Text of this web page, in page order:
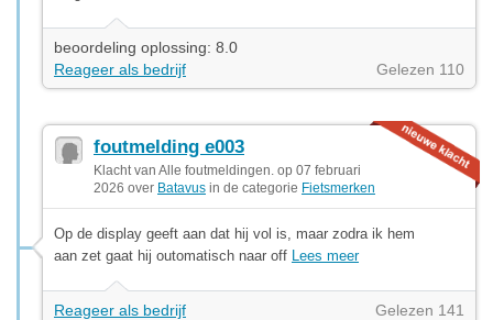
beoordeling oplossing: 8.0
Reageer als bedrijf
Gelezen 110
foutmelding e003
Klacht van Alle foutmeldingen. op 07 februari
2026 over Batavus in de categorie Fietsmerken
Op de display geeft aan dat hij vol is, maar zodra ik hem
aan zet gaat hij outomatisch naar off Lees meer
Reageer als bedrijf Gelezen 141